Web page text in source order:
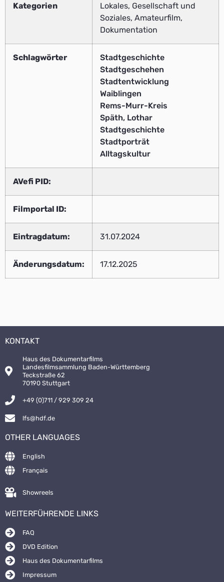
Kategorien
Lokales, Gesellschaft und
Soziales, Amateurfilm,
Dokumentation
Schlagwörter
Stadtgeschichte
Stadtgeschehen
Stadtentwicklung
Waiblingen
Rems-Murr-Kreis
Späth, Lothar
Stadtgeschichte
Stadtporträt
Alltagskultur
AVefi PID:
Filmportal ID:
Eintragdatum: 31.07.2024
Änderungsdatum: 17.12.2025
KONTAKT
Haus des Dokumentarfilms
Landesfilmsammlung Baden-Württemberg
Teckstraße 62
70190 Stuttgart
+49 (0)711 / 929 309 24
lfs@hdf.de
OTHER LANGUAGES
English
Français
Showreels
WEITERFÜHRENDE LINKS
FAQ
DVD Edition
Haus des Dokumentarfilms
Impressum